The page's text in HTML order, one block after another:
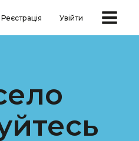
Реєстрація Увійти